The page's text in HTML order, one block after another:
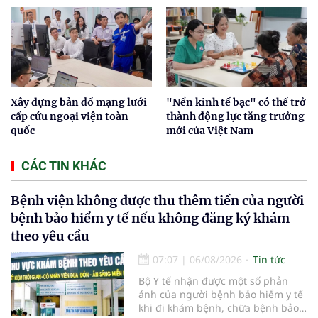
Xây dựng bản đồ mạng lưới
cấp cứu ngoại viện toàn
quốc
"Nền kinh tế bạc" có thể trở
thành động lực tăng trưởng
mới của Việt Nam
CÁC TIN KHÁC
Bệnh viện không được thu thêm tiền của người
bệnh bảo hiểm y tế nếu không đăng ký khám
theo yêu cầu
07:07 | 06/08/2026
Tin tức
Bộ Y tế nhận được một số phản
ánh của người bệnh bảo hiểm y tế
khi đi khám bệnh, chữa bệnh bảo